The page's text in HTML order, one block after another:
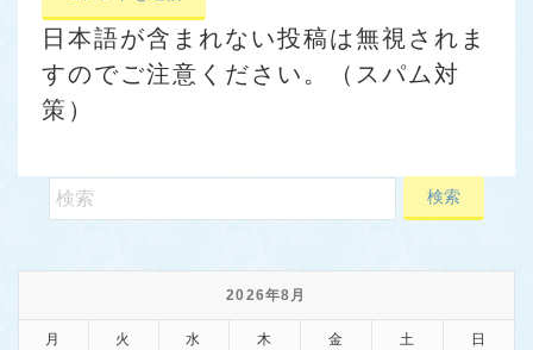
日本語が含まれない投稿は無視されま
すのでご注意ください。（スパム対
策）
2026年8月
月 火 水 木 金 土 日